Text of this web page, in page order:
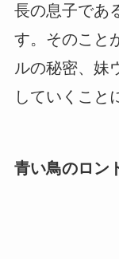
長の息子であ
す。そのこと
ルの秘密、妹
していくこと
青い鳥のロン